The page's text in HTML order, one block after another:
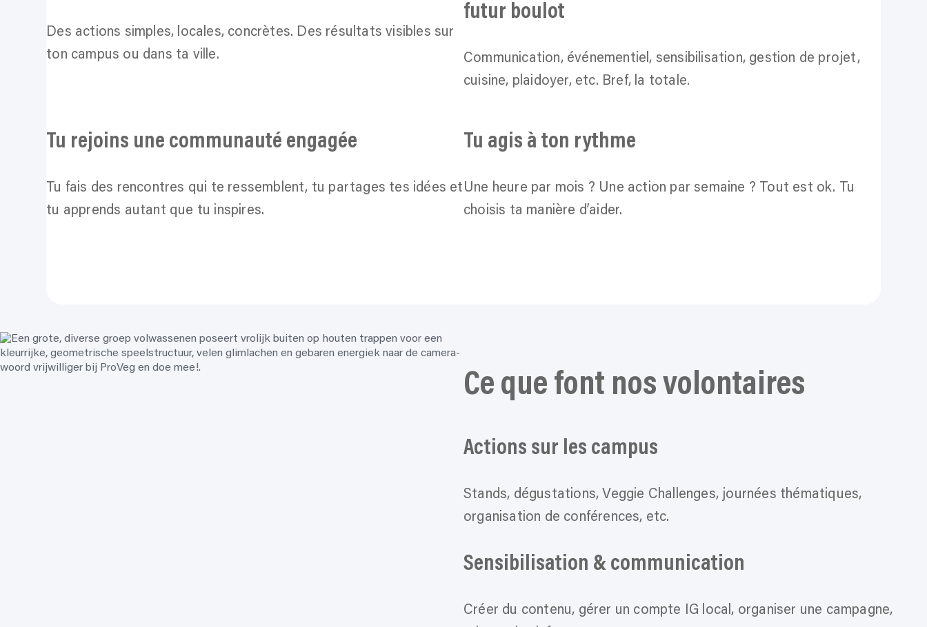
Des actions simples, locales, concrètes. Des résultats visibles sur
ton campus ou dans ta ville.
futur boulot
Communication, événementiel, sensibilisation, gestion de projet,
cuisine, plaidoyer, etc. Bref, la totale.
Tu rejoins une communauté engagée
Tu fais des rencontres qui te ressemblent, tu partages tes idées et
tu apprends autant que tu inspires.
Tu agis à ton rythme
Une heure par mois ? Une action par semaine ? Tout est ok. Tu
choisis ta manière d’aider.
Ce que font nos volontaires
Actions sur les campus
Stands, dégustations, Veggie Challenges, journées thématiques,
organisation de conférences, etc.
Sensibilisation & communication
Créer du contenu, gérer un compte IG local, organiser une campagne,